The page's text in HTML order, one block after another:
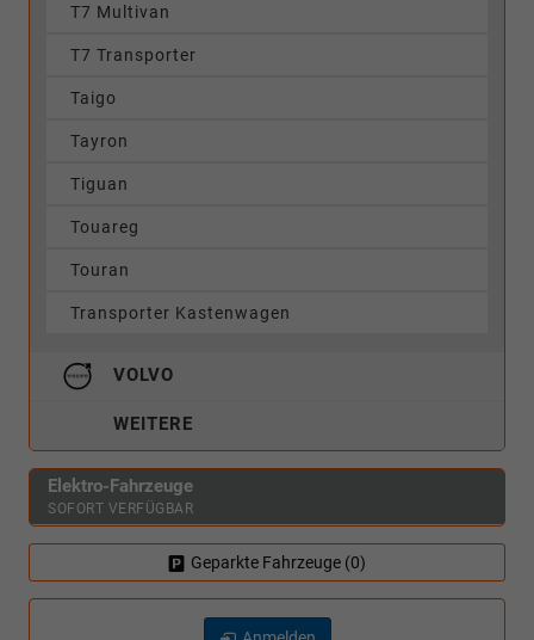
T7 Multivan
T7 Transporter
Taigo
Tayron
Tiguan
Touareg
Touran
Transporter Kastenwagen
VOLVO
WEITERE
Elektro-Fahrzeuge
SOFORT VERFÜGBAR
Geparkte Fahrzeuge (0)